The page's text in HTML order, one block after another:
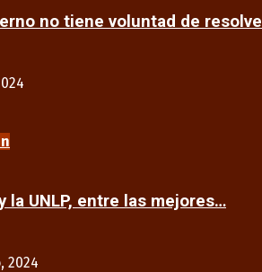
no tiene voluntad de
la UNLP, entre las mejores…
2024